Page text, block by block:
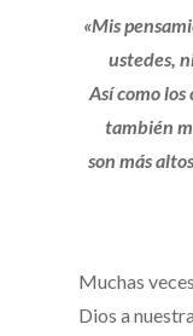
«Mis
ustedes,
Así como
también
son más
Muchas
Dios a